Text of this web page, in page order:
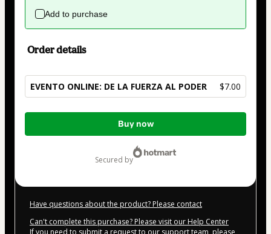
Add to purchase
Order details
EVENTO ONLINE: DE LA FUERZA AL PODER $7.00
Total
Buy now
secured by
Have questions about the product? Please contact
Can't complete this purchase? Please visit our Help Center
If you need to submit a request to our support team, please